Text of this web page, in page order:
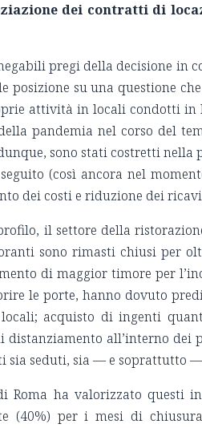
dei contratti di
pregi della decisione in
posizione su una questione
attività in locali condotti in
pandemia nel corso del
sono stati costretti
(così ancora nel
dei costi e riduzione dei
il settore della
sono rimasti chiusi per
di maggior timore per
le porte, hanno dovuto
acquisto di ingenti
distanziamento all’interno
sia seduti, sia — e soprattutto
Roma ha valorizzato questi
(40%) per i mesi di